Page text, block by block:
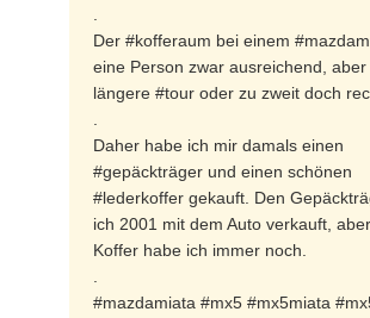
Der #kofferaum bei einem
eine Person zwar ausreichend,
längere #tour oder zu zweit doch
Daher habe ich mir damals einen
#gepäckträger und einen schönen
#lederkoffer gekauft. Den
ich 2001 mit dem Auto verkauft,
Koffer habe ich immer noch.
#mazdamiata #mx5 #mx5miata